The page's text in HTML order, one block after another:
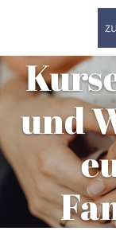
springen
und